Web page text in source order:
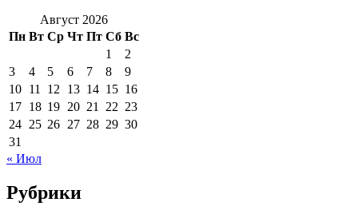
Август 2026
Пн Вт Ср Чт Пт Сб Вс
1
2
3
4 5 6 7 8
9
10 11 12 13 14 15 16
17 18 19 20 21 22 23
24 25 26 27 28 29 30
31
« Июл
Рубрики